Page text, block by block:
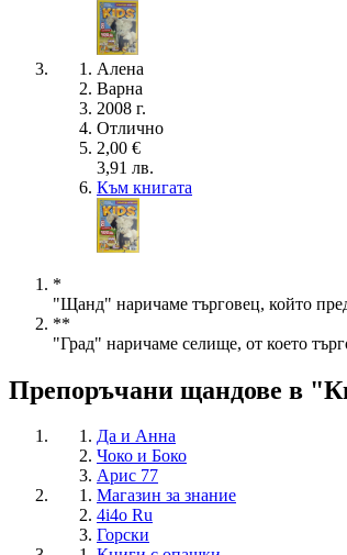
Алена
Варна
2008 г.
Отлично
2,00 €
3,91 лв.
Към книгата
*
"Щанд" наричаме търговец, който
**
"Град" наричаме селище, от което
Препоръчани щандове в
Да и Анна
Чоко и Боко
Арис 77
Магазин за знание
4i4o Ru
Горски